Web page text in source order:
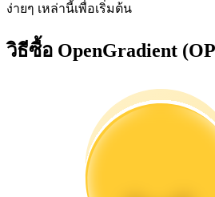
กลยุทธ์การซื้อขาย
ง่ายๆ เหล่านี้เพื่อเริ่มต้น
วิธีซื้อ OpenGradient